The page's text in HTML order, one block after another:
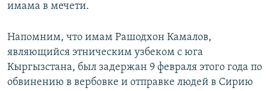
имама в мечети.
Напомним, что имам Рашодхон Камалов,
являющийся этническим узбеком с юга
Кыргызстана, был задержан 9 февраля этого года по
обвинению в вербовке и отправке людей в Сирию